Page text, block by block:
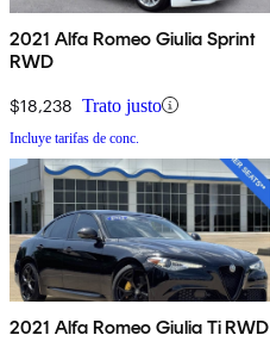
2021 Alfa Romeo Giulia Sprint
RWD
$18,238 Trato justo
Incluye tarifas de conc.
2021 Alfa Romeo Giulia Ti RWD